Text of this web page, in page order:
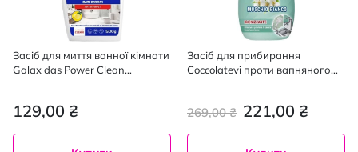
Засіб для миття ванної кімнати
Galax das Power Clean
129,00 ₴
Засіб для прибирання
Coccolatevi проти вапняного
221,00 ₴
269,00 ₴